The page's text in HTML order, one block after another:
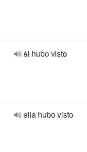
él hubo visto
ella hubo visto